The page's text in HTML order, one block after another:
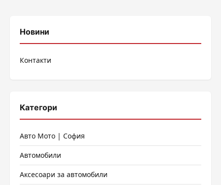
Новини
Контакти
Категори
Авто Мото | София
Автомобили
Аксесоари за автомобили